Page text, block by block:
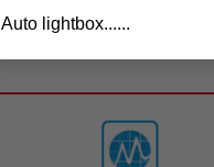
Auto lightbox......